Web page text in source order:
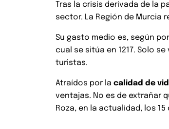
Tras la crisis derivada de la
sector. La Región de Murcia
Su gasto medio es, según
cual se sitúa en 1217. Solo
turistas.
Atraídos por la calidad de
ventajas. No es de extrañar
Roza, en la actualidad, los